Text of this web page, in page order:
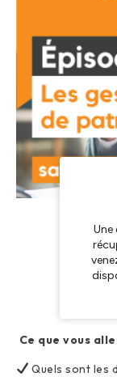
Ce que vous
Quels sont les